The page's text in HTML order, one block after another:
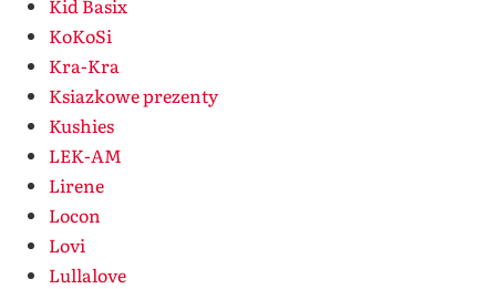
Kid Basix
KoKoSi
Kra-Kra
Ksiazkowe prezenty
Kushies
LEK-AM
Lirene
Locon
Lovi
Lullalove